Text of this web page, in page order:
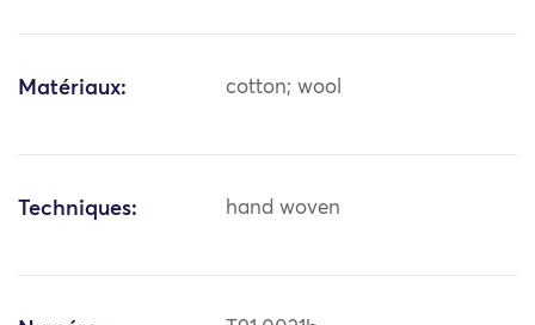
Matériaux: cotton; wool
Techniques: hand woven